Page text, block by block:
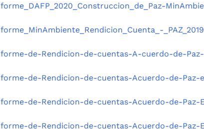
_PAZ_2019
de-Rendicion-de-cuentas-A-cuerdo-de-
de-Rendicion-de-cuentas-Acuerdo-de-Paz-
de-Rendicion-de-cuentas-Acuerdo-de-Paz-
de-Rendicion-de-cuentas-Acuerdo-de-Paz-